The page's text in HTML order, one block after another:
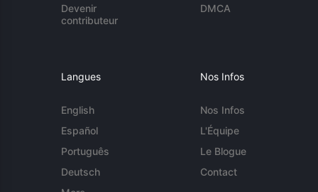
Devenir
contributeur
DMCA
Langues
English
Español
Português
Deutsch
Nos Infos
Nos Infos
L'Équipe
Le Blogue
Contact